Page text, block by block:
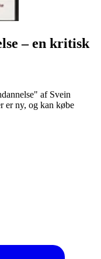
– en kritisk
af Svein
er ny, og kan købe